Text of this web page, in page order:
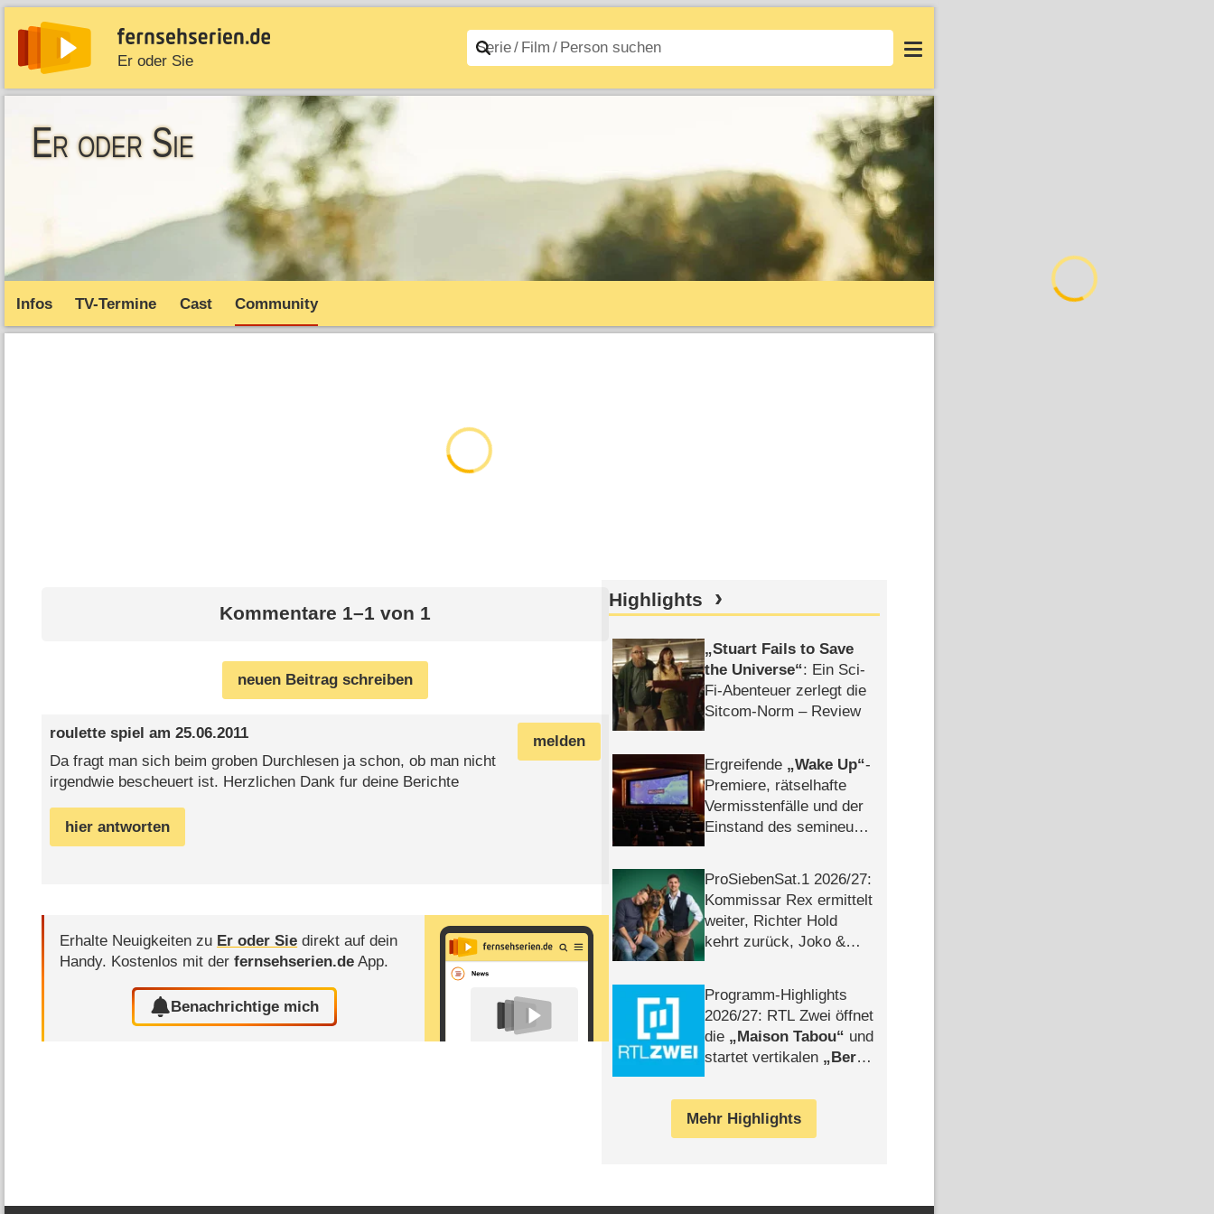
Er oder Sie
News Entdecken Streaming Filme A–Z Login
Er oder Sie
Infos TV-Termine Cast Community
Kommentare 1–1 von 1
neuen Beitrag schreiben
melden
roulette spiel am 25.06.2011
Da fragt man sich beim groben Durchlesen ja schon, ob man nicht
irgendwie bescheuert ist. Herzlichen Dank fur deine Berichte
hier antworten
Erhalte Neuigkeiten zu Er oder Sie direkt auf dein
Handy. Kostenlos mit derfernsehserien.de App.
Benachrichtige mich
Highlights
Stuart Fails to Save
the Universe : Ein Sci-
Fi-Abenteuer zerlegt die
Sitcom-Norm – Review
Ergreifende Wake Up -
Premiere, rätselhafte
Vermisstenfälle und der
Einstand des semineuen
ProSiebenSat.1 2026/​27:
Kommissar Rex ermittelt
weiter, Richter Hold
kehrt zurück, Joko &
Programm-Highlights
2026/​27: RTL Zwei öffnet
die
Maison Tabou
und
startet vertikalen
Berlin
Mehr Highlights